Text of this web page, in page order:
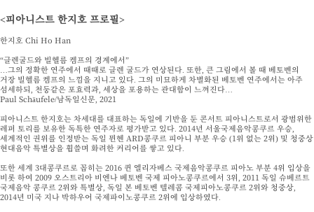
<피아니스트 한지호 프로필>
한지호 Chi Ho Han
“글렌굴드와 빌헬름 켐프의 경계에서”
…그의 정확한 연주에서 때때로 글렌 굴드가 연상된다. 또한, 큰 그림에서 볼 때 베토벤의
거장 빌헬름 켐프의 느낌을 지니고 있다. 그의 미묘하게 차별화된 베토벤 연주에서는 아주
섬세하되, 천둥같은 포효력과, 세상을 포용하는 관대함이 느껴진다…
Paul Schäufele/남독일신문, 2021
피아니스트 한지호는 차세대를 대표하는 독일에 기반을 둔 콘서트 피아니스트로서 광범위한
레퍼 토리를 보유한 독특한 연주자로 평가받고 있다. 2014년 서울국제음악콩쿠르 우승,
세계적인 권위를 인정받는 독일 뮌헨 ARD콩쿠르 피아니 부분 우승 (1위 없는 2위) 및 청중상
현대음악 특별상을 휩쓸며 화려한 커리어를 쌓고 있다.
또한 세계 3대콩쿠르로 꼽히는 2016 퀸 엘리자베스 국제음악콩쿠르 피아노 부분 4위 입상을
비롯 하여 2009 오스트리아 비엔나 베토벤 국제 피아노콩쿠르에서 3위, 2011 독일 슈베르트
국제음악 콩쿠르 2위와 특별상, 독일 본 베토벤 텔레콤 국제피아노콩쿠르 2위와 청중상,
2014년 미국 지나 박하우어 국제파이노콩쿠르 2위에 입상하였다.